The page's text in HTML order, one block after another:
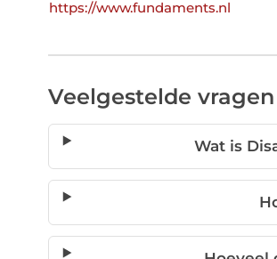
https://www.fundaments.nl
Veelgestelde vragen
Wat is